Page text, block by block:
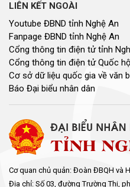
LIÊN KẾT NGOÀI
Youtube ĐBND tỉnh Nghệ An
Fanpage ĐBND tỉnh Nghệ An
Cổng thông tin điện tử tỉnh
Cổng thông tin điện tử Quốc
Cơ sở dữ liệu quốc gia về văn
Báo Đại biểu nhân dân
Cơ quan chủ quản: Đoàn ĐBQH và
Địa chỉ: Số 03, đường Trường Thi,